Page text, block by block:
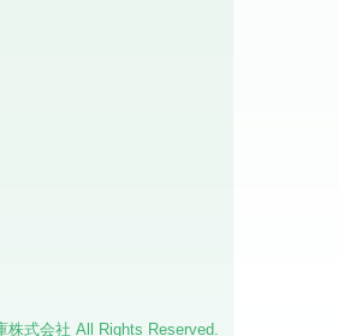
式会社 All Rights Reserved.